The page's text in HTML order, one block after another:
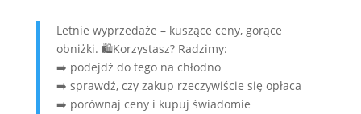
Letnie wyprzedaże – kuszące ceny, gorące
obniżki. 🛍️Korzystasz? Radzimy:
➡️ podejdź do tego na chłodno
➡️ sprawdź, czy zakup rzeczywiście się opłaca
➡️ porównaj ceny i kupuj świadomie